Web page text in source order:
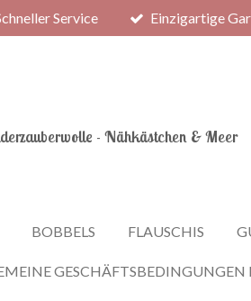
Service Einzigartige
- Nähkästchen & Meer
BOBBELS FLAUSCHIS